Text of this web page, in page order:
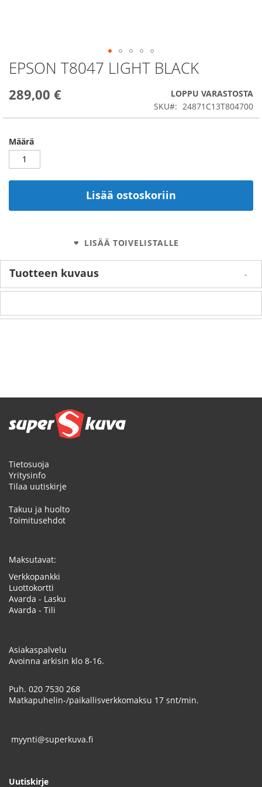
EPSON T8047 LIGHT BLACK
289,00 €
LOPPU VARASTOSTA
SKU
24871C13T804700
Määrä
Lisää ostoskoriin
LISÄÄ TOIVELISTALLE
Skip
to
beginning
the
gallery
Tuotteen kuvaus
Tietosuoja
Yritysinfo
Tilaa uutiskirje
Takuu ja huolto
Toimitusehdot
Maksutavat:
Verkkopankki
Luottokortti
Avarda - Lasku
Avarda - Tili
Asiakaspalvelu
Avoinna arkisin klo 8-16.
Puh. 020 7530 268
Matkapuhelin-/paikallisverkkomaksu 17 snt/min.
myynti@superkuva.fi
Uutiskirje